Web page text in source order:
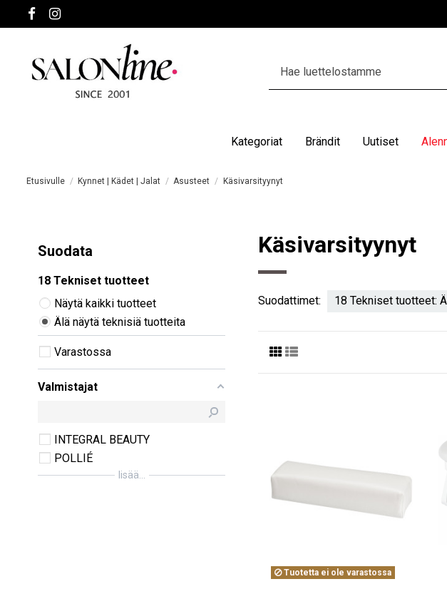
Kategoriat Brändit Uutiset
Etusivulle Kynnet | Kädet | Jalat Asusteet Käsivarsityynyt
Käsivarsityynyt
Suodattimet: 18 Tekniset tuotteet:
Tuotetta ei ole varastossa
Suodata
18 Tekniset tuotteet
Näytä kaikki tuotteet
Älä näytä teknisiä tuotteita
Varastossa
Valmistajat
INTEGRAL BEAUTY
POLLIÉ
lisää...